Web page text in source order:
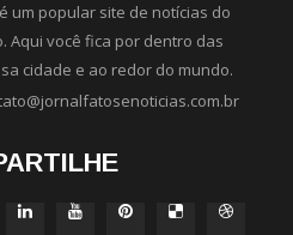
um popular site de notícias do
Aqui você fica por dentro das
cidade e ao redor do mundo.